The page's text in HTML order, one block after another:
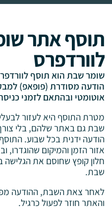
תוסף אתר
לוורדפרס
שומר שבת הוא תוסף
הודעה מסודרת (פופאפ)
אוטומטי ובהתאם לזמני
מטרת התוסף היא לעזור לבעלי
שבת גם באתר שלהם, בלי צורך
הודעה ידנית בכל שבוע.
אזור הזמן והמיקום שהוגדרו,
חלון קופץ שחוסם את הגלישה
שבת.
לאחר צאת השבת, ההודעה
והאתר חוזר לפעול כרגיל.